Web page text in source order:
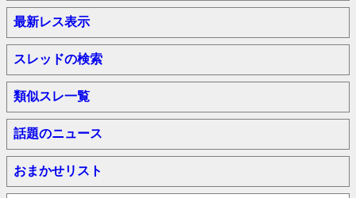
最新レス表示
スレッドの検索
類似スレ一覧
話題のニュース
おまかせリスト